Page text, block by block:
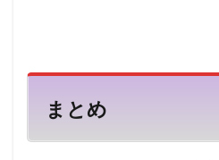
まとめ